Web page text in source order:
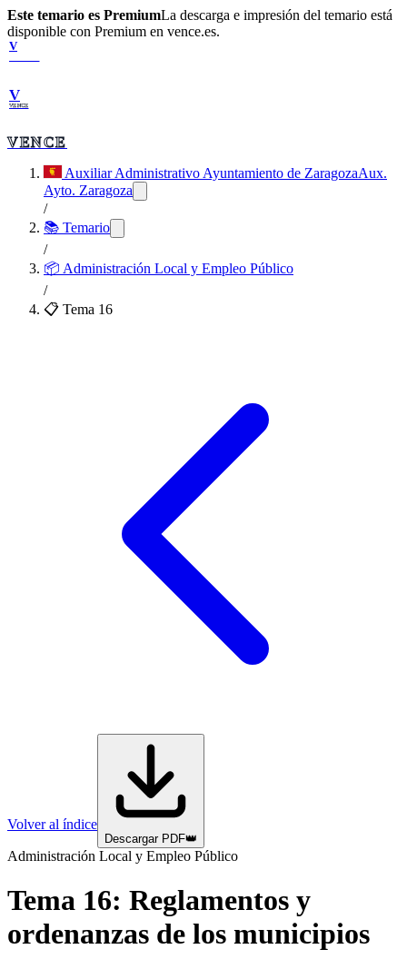
Este temario es PremiumLa descarga e impresión del temario está
disponible con Premium en vence.es.
V
V
VENCE
VENCE
Auxiliar Administrativo Ayuntamiento de ZaragozaAux.
Ayto. Zaragoza
/
📚 Temario
/
📦 Administración Local y Empleo Público
/
📋 Tema 16
Volver al índice
Descargar PDF👑
Administración Local y Empleo Público
Tema 16: Reglamentos y
ordenanzas de los municipios